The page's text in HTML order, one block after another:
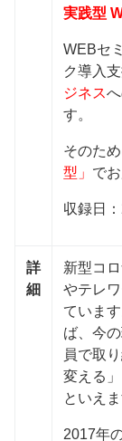
実践型
WEBセ
ク導入支
ジネス
す。
そのた
型」 で
収録日
詳
細
新型コ
やテレ
ていま
ば、今
員で取
変える
といえま
2017年